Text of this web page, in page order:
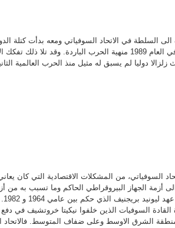
الى السلطة في الاتحاد السوفياتي ومعه بدأت كتلة
مرحلة من التراجع وصلت الى حد تفككها في العام 1989 منهية الحرب الباردة.
السوفياتي، من المشكلات الاقتصادية التي كان
الى أزمة الجهاز البيروقراطي الحاكم وما تسبب به
السوفيات الذين خلفوا نيكيتا خروتشيف في
منطقة الشرق الاوسط وعلى ضفاف المتوسط. فالاتحاد